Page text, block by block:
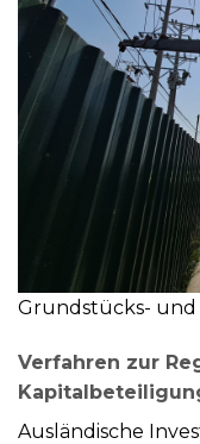
Grundstücks- und
Verfahren zur
Ausländische